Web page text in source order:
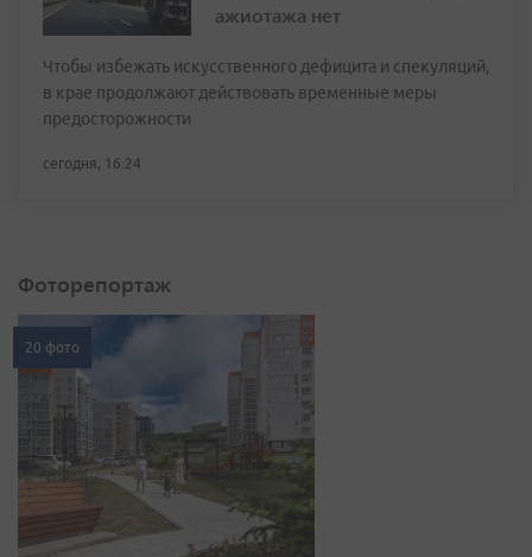
ажиотажа нет
Чтобы избежать искусственного дефицита и спекуляций,
в крае продолжают действовать временные меры
предосторожности
сегодня, 16:24
Фоторепортаж
20 фото